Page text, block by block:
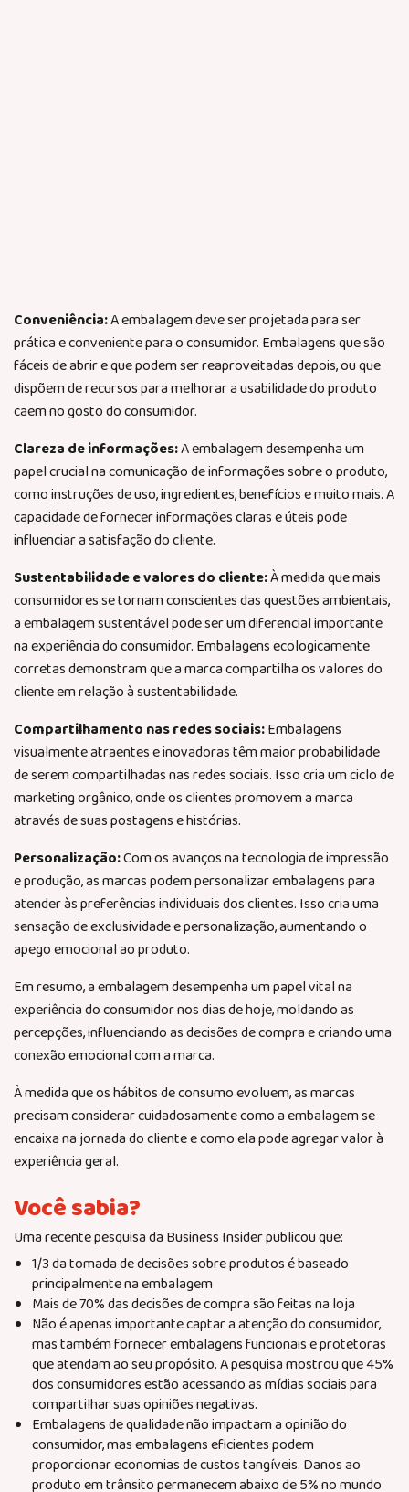
Conveniência:A embalagem deve ser projetada para ser
prática e conveniente para o consumidor. Embalagens que são
fáceis de abrir e que ​​podem ser reaproveitadas depois, ou que
dispõem de recursos para melhorar a usabilidade do produto
caem no gosto do consumidor.
Clareza de informações:A embalagem desempenha um
papel crucial na comunicação de informações sobre o produto,
como instruções de uso, ingredientes, benefícios e muito mais. A
capacidade de fornecer informações claras e úteis pode
influenciar a satisfação do cliente.
Sustentabilidade e valores do cliente:À medida que mais
consumidores se tornam conscientes das questões ambientais,
a embalagem sustentável pode ser um diferencial importante
na experiência do consumidor. Embalagens ecologicamente
corretas demonstram que a marca compartilha os valores do
cliente em relação à sustentabilidade.
Compartilhamento nas redes sociais:Embalagens
visualmente atraentes e inovadoras têm maior probabilidade
de serem compartilhadas nas redes sociais. Isso cria um ciclo de
marketing orgânico, onde os clientes promovem a marca
através de suas postagens e histórias.
Personalização:Com os avanços na tecnologia de impressão
e produção, as marcas podem personalizar embalagens para
atender às preferências individuais dos clientes. Isso cria uma
sensação de exclusividade e personalização, aumentando o
apego emocional ao produto.
Em resumo, a embalagem desempenha um papel vital na
experiência do consumidor nos dias de hoje, moldando as
percepções, influenciando as decisões de compra e criando uma
conexão emocional com a marca.
À medida que os hábitos de consumo evoluem, as marcas
precisam considerar cuidadosamente como a embalagem se
encaixa na jornada do cliente e como ela pode agregar valor à
experiência geral.
Você sabia?
Uma recente pesquisa da Business Insider publicou que:
1/3 da tomada de decisões sobre produtos é baseado
principalmente na embalagem
Mais de 70% das decisões de compra são feitas na loja
Não é apenas importante captar a atenção do consumidor,
mas também fornecer embalagens funcionais e protetoras
que atendam ao seu propósito. A pesquisa mostrou que 45%
dos consumidores estão acessando as mídias sociais para
compartilhar suas opiniões negativas.
Embalagens de qualidade não impactam a opinião do
consumidor, mas embalagens eficientes podem
proporcionar economias de custos tangíveis. Danos ao
produto em trânsito permanecem abaixo de 5% no mundo